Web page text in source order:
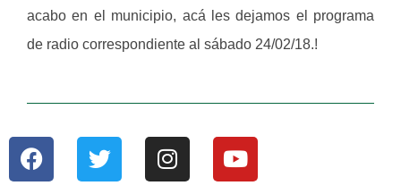
acabo en el municipio, acá les dejamos el programa
de radio correspondiente al sábado 24/02/18.!